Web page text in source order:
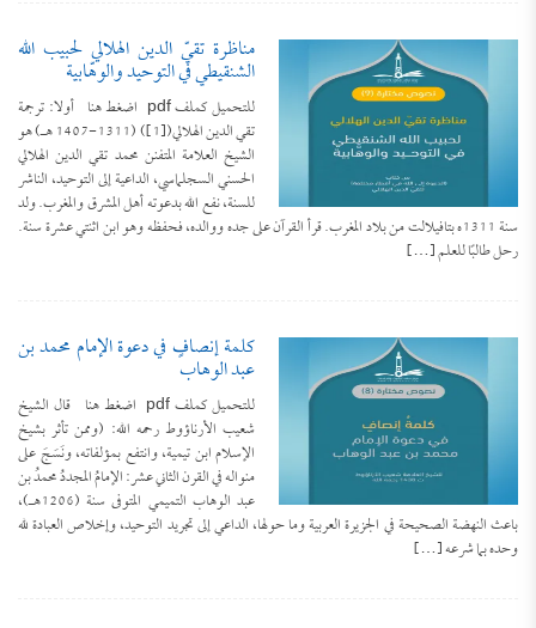
مناظرة تقيّ الدين الهلالي لحبيب الله
الشنقيطي في التوحيد والوهّابية
للتحميل كملف pdf اضغط هنا أولا: ترجمة
تقي الدين الهلالي([1]) (1311-1407 هـ) هو
الشيخ العلامة المتفنن محمد تقي الدين الهلالي
الحسني السجلماسي، الداعية إلى التوحيد، الناشر
للسنة، نفع الله بدعوته أهل المشرق والمغرب. ولد
سنة 1311ه بتافيلالت من بلاد المغرب. قرأ القرآن على جده ووالده، فحفظه وهو ابن اثنتي عشرة سنة.
رحل طالبًا للعلم […]
كلمةُ إنصافٍ في دعوة الإمام محمد بن
عبد الوهاب
للتحميل كملف pdf اضغط هنا قال الشيخ
شعيب الأرناؤوط رحمه الله: (وممن تأثر بشيخ
الإسلام ابن تيمية، وانتفع بمؤلفاته، ونَسَجَ على
منواله في القرن الثاني عشر: الإمامُ المجددُ محمدُ بن
عبد الوهاب التميمي المتوفى سنة (1206هـ)،
باعث النهضة الصحيحة في الجزيرة العربية وما حولها، الداعي إلى تجريد التوحيد، وإخلاص العبادة لله
وحده بما شرعه […]